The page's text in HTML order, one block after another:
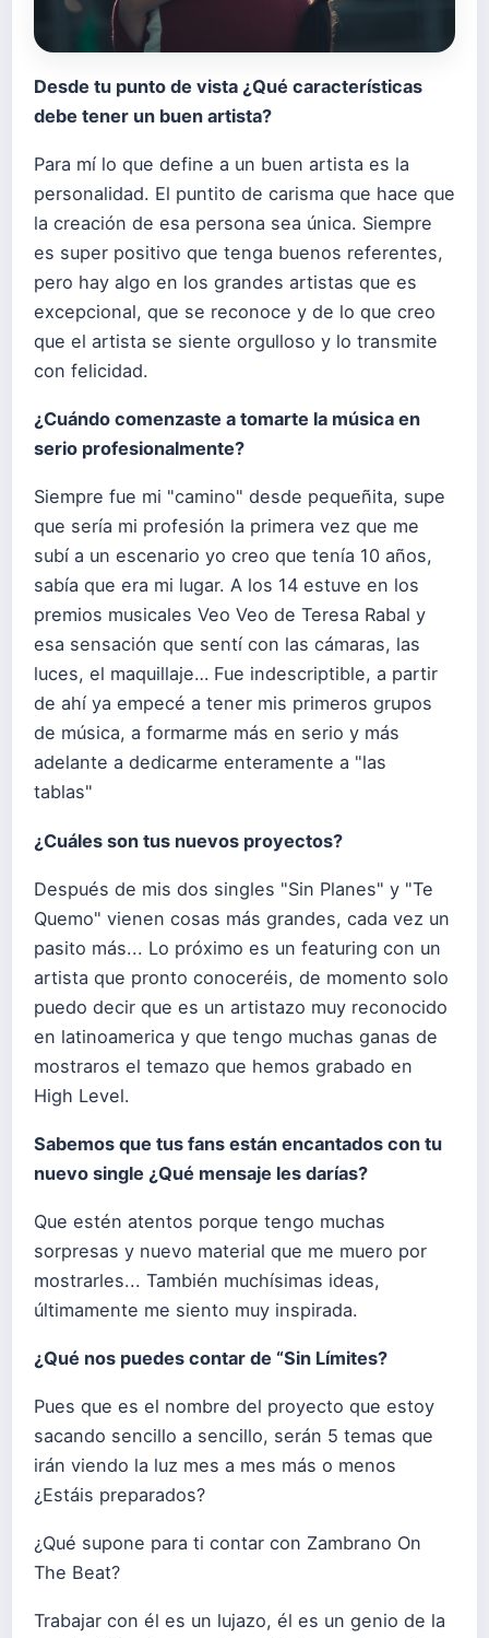
Desde tu punto de vista ¿Qué características
debe tener un buen artista?
Para mí lo que define a un buen artista es la
personalidad. El puntito de carisma que hace que
la creación de esa persona sea única. Siempre
es super positivo que tenga buenos referentes,
pero hay algo en los grandes artistas que es
excepcional, que se reconoce y de lo que creo
que el artista se siente orgulloso y lo transmite
con felicidad.
¿Cuándo comenzaste a tomarte la música en
serio profesionalmente?
Siempre fue mi "camino" desde pequeñita, supe
que sería mi profesión la primera vez que me
subí a un escenario yo creo que tenía 10 años,
sabía que era mi lugar. A los 14 estuve en los
premios musicales Veo Veo de Teresa Rabal y
esa sensación que sentí con las cámaras, las
luces, el maquillaje… Fue indescriptible, a partir
de ahí ya empecé a tener mis primeros grupos
de música, a formarme más en serio y más
adelante a dedicarme enteramente a "las
tablas"
¿Cuáles son tus nuevos proyectos?
Después de mis dos singles "Sin Planes" y "Te
Quemo" vienen cosas más grandes, cada vez un
pasito más... Lo próximo es un featuring con un
artista que pronto conoceréis, de momento solo
puedo decir que es un artistazo muy reconocido
en latinoamerica y que tengo muchas ganas de
mostraros el temazo que hemos grabado en
High Level.
Sabemos que tus fans están encantados con tu
nuevo single ¿Qué mensaje les darías?
Que estén atentos porque tengo muchas
sorpresas y nuevo material que me muero por
mostrarles... También muchísimas ideas,
últimamente me siento muy inspirada.
¿Qué nos puedes contar de “Sin Límites?
Pues que es el nombre del proyecto que estoy
sacando sencillo a sencillo, serán 5 temas que
irán viendo la luz mes a mes más o menos
¿Estáis preparados?
¿Qué supone para ti contar con Zambrano On
The Beat?
Trabajar con él es un lujazo, él es un genio de la